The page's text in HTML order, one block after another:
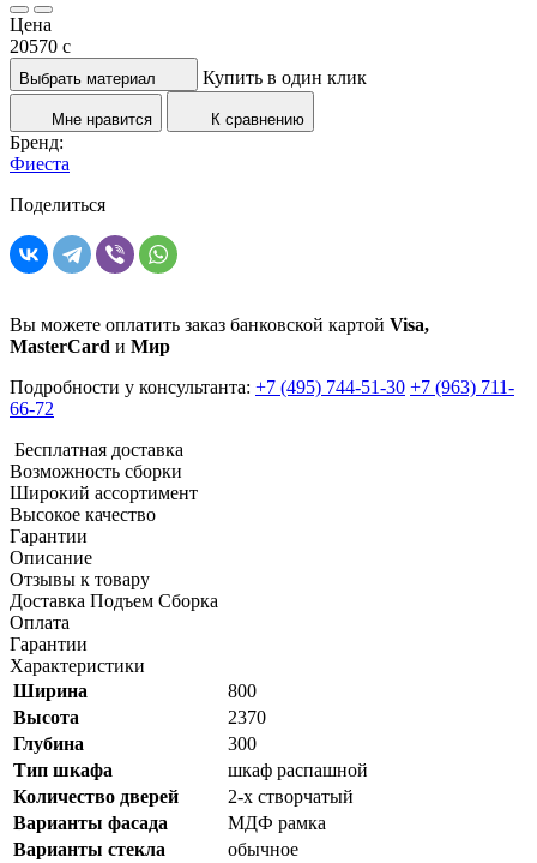
Цена
20570 c
Выбрать материал Купить в один клик
Мне нравится К сравнению
Бренд:
Фиеста
Поделиться
Вы можете оплатить заказ банковской картой Visa,
MasterCard и Мир
Подробности у консультанта: +7 (495) 744-51-30 +7 (963) 711-
66-72
Бесплатная доставка
Возможность сборки
Широкий ассортимент
Высокое качество
Гарантии
Описание
Отзывы к товару
Доставка Подъем Сборка
Оплата
Гарантии
Характеристики
Ширина
800
Высота
2370
Глубина
300
Тип шкафа
шкаф распашной
Количество дверей
2-х створчатый
Варианты фасада
МДФ рамка
Варианты стекла
обычное